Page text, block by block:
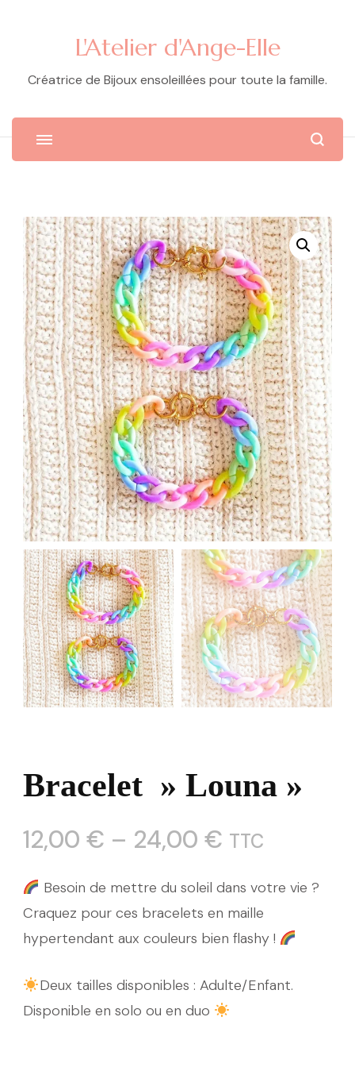
L'Atelier d'Ange-Elle
Créatrice de Bijoux ensoleillées pour toute la famille.
Bracelet » Louna »
12,00 € – 24,00 € TTC
Besoin de mettre du soleil dans votre vie ?
Craquez pour ces bracelets en maille
hypertendant aux couleurs bien flashy !
Deux tailles disponibles : Adulte/Enfant.
Disponible en solo ou en duo